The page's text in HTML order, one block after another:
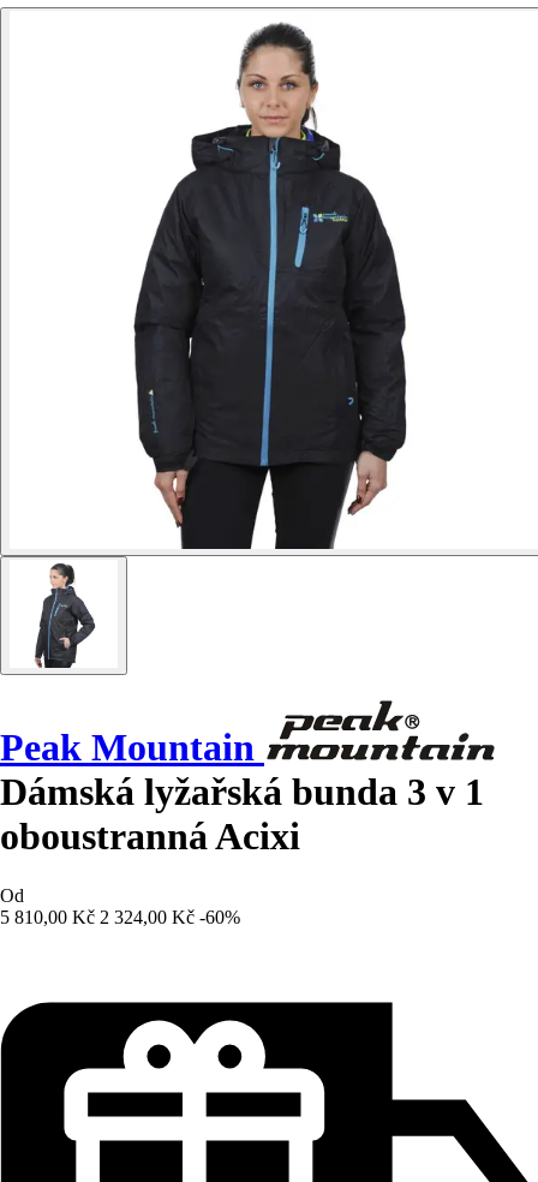
Peak Mountain
Dámská lyžařská bunda 3 v 1
oboustranná Acixi
Od
5 810,00 Kč 2 324,00 Kč -60%